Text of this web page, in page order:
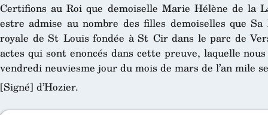
Certifions au Roi que demoiselle Marie Hélène de la
estre admise au nombre des filles demoiselles que
royale de St Louis fondée à St Cir dans le parc de
actes qui sont enoncés dans cette preuve, laquelle
vendredi neuviesme jour du mois de mars de l’an mile
[Signé] d’Hozier.